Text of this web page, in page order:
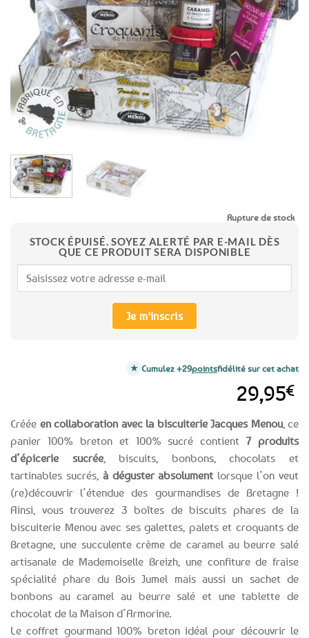
aux
favoris
Créée en collaboration avec la biscuiterie Jacques Menou, ce
panier 100% breton et 100% sucré contient7 produits
d’épicerie sucrée, biscuits, bonbons, chocolats et
tartinables sucrés, à déguster absolument lorsque l’on veut
(re)découvrir l’étendue des gourmandises de Bretagne !
Ainsi, vous trouverez 3 boîtes de biscuits phares de la
biscuiterie Menou avec ses galettes, palets et croquants de
Bretagne, une succulente crème de caramel au beurre salé
artisanale de Mademoiselle Breizh, une confiture de fraise
spécialité phare du Bois Jumel mais aussi un sachet de
bonbons au caramel au beurre salé et une tablette de
chocolat de la Maison d’Armorine.
Le coffret gourmand 100% breton idéal pour découvrir le
29,95€
Rupture de stock
STOCK ÉPUISÉ. SOYEZ ALERTÉ PAR E-MAIL DÈS
QUE CE PRODUIT SERA DISPONIBLE
Je m'inscris
Cumulez +29pointsfidélité sur cet achat